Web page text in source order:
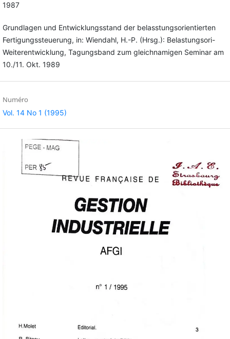
1987
Grundlagen und Entwicklungsstand der belasstungsorientierten
Fertigungssteuerung, in: Wiendahl, H.-P. (Hrsg.): Belastungsori-
Weiterentwicklung, Tagungsband zum gleichnamigen Seminar am
10./11. Okt. 1989
Numéro
Vol. 14 No 1 (1995)